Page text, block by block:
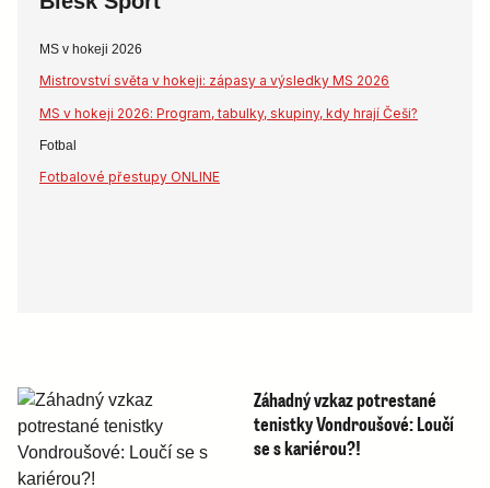
MS v hokeji 2026
Mistrovství světa v hokeji: zápasy a výsledky MS 2026
MS v hokeji 2026: Program, tabulky, skupiny, kdy hrají Češi?
Fotbal
Fotbalové přestupy ONLINE
Záhadný vzkaz potrestané
tenistky Vondroušové: Loučí
se s kariérou?!